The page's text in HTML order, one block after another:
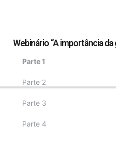
Webinário “A importância
Parte 1
Parte 2
Parte 3
Parte 4